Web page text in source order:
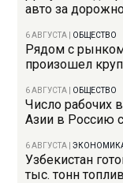
авто за
6 АВГУСТА ОБЩЕСТВО
Рядом с
произошел
6 АВГУСТА ОБЩЕСТВО
Число рабочих
Азии в Россию
6 АВГУСТА |
Узбекистан
тыс. тонн